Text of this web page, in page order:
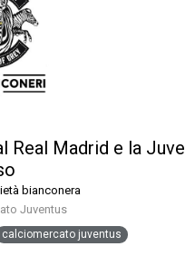
Real Madrid e la Juve
bianconera
Juventus
calciomercato juventus